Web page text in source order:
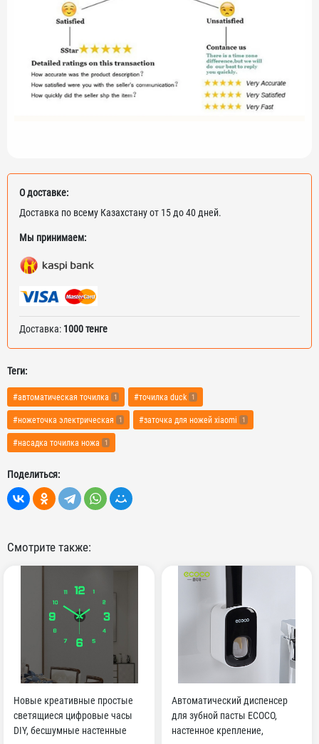
О доставке:
Доставка по всему Казахстану от 15 до 40 дней.
Мы принимаем:
Доставка: 1000 тенге
Теги:
#автоматическая точилка 1 #точилка duck 1
#ножеточка электрическая 1 #заточка для ножей xiaomi 1
#насадка точилка ножа 1
Поделиться:
Смотрите также:
Новые креативные простые
светящиеся цифровые часы
DIY, бесшумные настенные
Автоматический диспенсер
для зубной пасты ECOCO,
настенное крепление,